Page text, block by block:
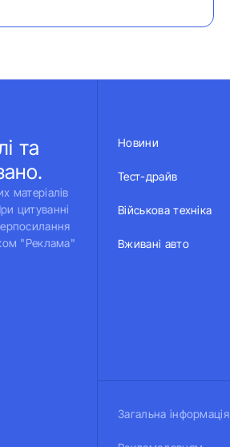
та
матеріалів
цитуванні
"Реклама"
Новини
Тест-драйв
Військова техніка
Вживані авто
Загальна інформація